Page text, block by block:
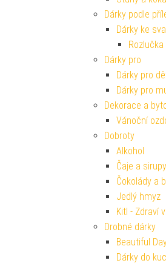
Dárky podle
Dárky ke
Dárky pro
Dárky pro
Dárky pro
Dekorace a
Vánoční
Dobroty
Alkohol
Čaje a sirupy
Čokolády a
Jedlý hmyz
Kitl - Zdraví
Drobné dárky
Beautiful
Dárky do